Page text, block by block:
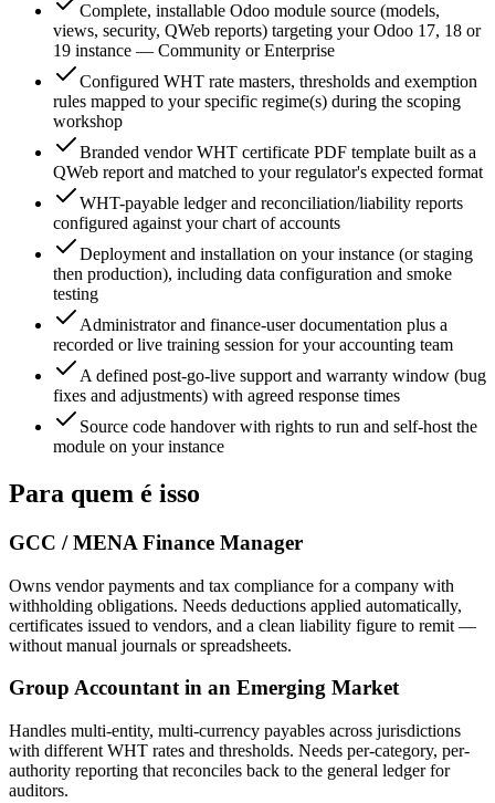
Complete, installable Odoo module source (models,
views, security, QWeb reports) targeting your Odoo 17, 18 or
19 instance — Community or Enterprise
Configured WHT rate masters, thresholds and exemption
rules mapped to your specific regime(s) during the scoping
workshop
Branded vendor WHT certificate PDF template built as a
QWeb report and matched to your regulator's expected format
WHT-payable ledger and reconciliation/liability reports
configured against your chart of accounts
Deployment and installation on your instance (or staging
then production), including data configuration and smoke
testing
Administrator and finance-user documentation plus a
recorded or live training session for your accounting team
A defined post-go-live support and warranty window (bug
fixes and adjustments) with agreed response times
Source code handover with rights to run and self-host the
module on your instance
Para quem é isso
GCC / MENA Finance Manager
Owns vendor payments and tax compliance for a company with
withholding obligations. Needs deductions applied automatically,
certificates issued to vendors, and a clean liability figure to remit —
without manual journals or spreadsheets.
Group Accountant in an Emerging Market
Handles multi-entity, multi-currency payables across jurisdictions
with different WHT rates and thresholds. Needs per-category, per-
authority reporting that reconciles back to the general ledger for
auditors.